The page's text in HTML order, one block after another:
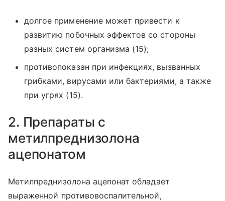
долгое применение может привести к
развитию побочных эффектов со стороны
разных систем организма (15);
противопоказан при инфекциях, вызванных
грибками, вирусами или бактериями, а также
при угрях (15).
2. Препараты с
метилпреднизолона
ацепонатом
Метилпреднизолона ацепонат обладает
выраженной противовоспалительной,